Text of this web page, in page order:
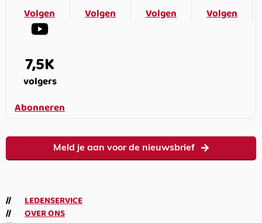
Volgen
Volgen
Volgen
Volgen
7,5K
volgers
Abonneren
Meld je aan voor de nieuwsbrief
LEDENSERVICE
OVER ONS